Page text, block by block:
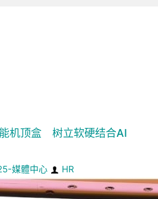
机顶盒 树立软硬结合AI
媒體中心 HR